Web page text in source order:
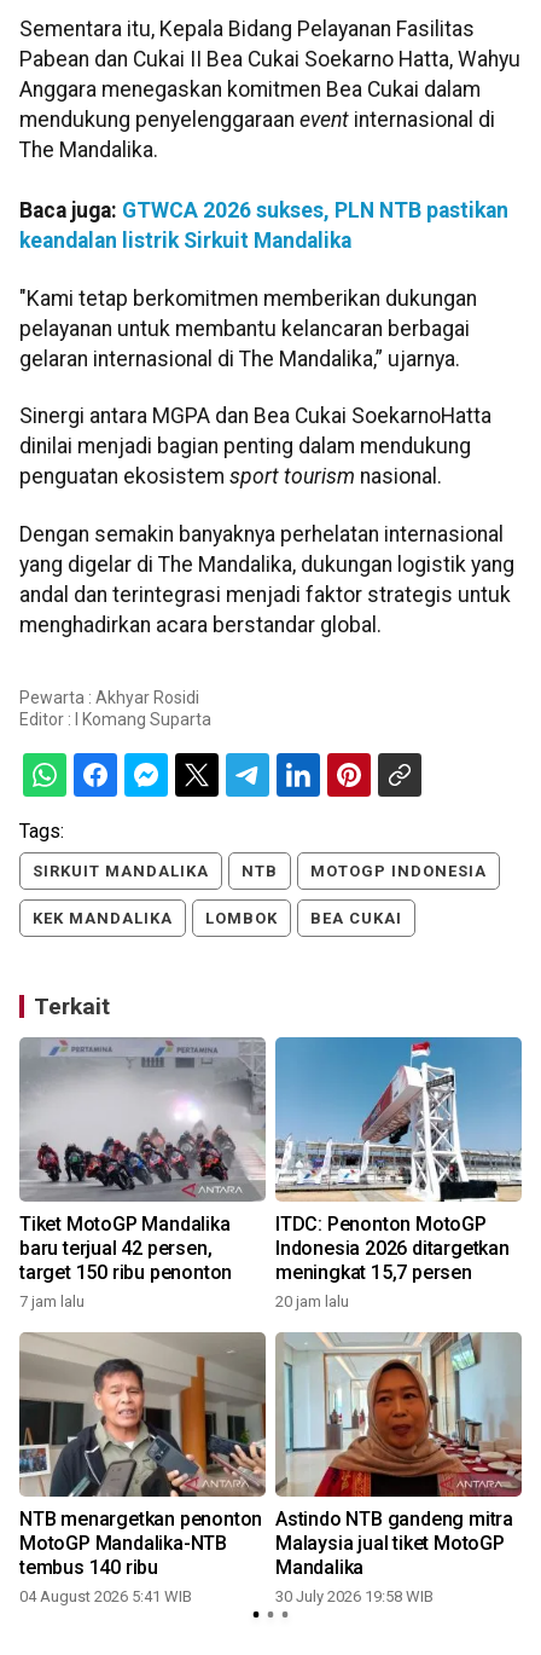
Sementara itu, Kepala Bidang Pelayanan Fasilitas
Pabean dan Cukai II Bea Cukai Soekarno Hatta, Wahyu
Anggara menegaskan komitmen Bea Cukai dalam
mendukung penyelenggaraan event internasional di
The Mandalika.
Baca juga: GTWCA 2026 sukses, PLN NTB pastikan
keandalan listrik Sirkuit Mandalika
"Kami tetap berkomitmen memberikan dukungan
pelayanan untuk membantu kelancaran berbagai
gelaran internasional di The Mandalika,” ujarnya.
Sinergi antara MGPA dan Bea Cukai SoekarnoHatta
dinilai menjadi bagian penting dalam mendukung
penguatan ekosistem sport tourism nasional.
Dengan semakin banyaknya perhelatan internasional
yang digelar di The Mandalika, dukungan logistik yang
andal dan terintegrasi menjadi faktor strategis untuk
menghadirkan acara berstandar global.
Pewarta : Akhyar Rosidi
Editor :
I Komang Suparta
Tags:
SIRKUIT MANDALIKA NTB MOTOGP INDONESIA
KEK MANDALIKA LOMBOK BEA CUKAI
Terkait
Tiket MotoGP Mandalika
baru terjual 42 persen,
target 150 ribu penonton
7 jam lalu
ITDC: Penonton MotoGP
Indonesia 2026 ditargetkan
meningkat 15,7 persen
20 jam lalu
NTB menargetkan penonton
MotoGP Mandalika-NTB
tembus 140 ribu
04 August 2026 5:41 WIB
Astindo NTB gandeng mitra
Malaysia jual tiket MotoGP
Mandalika
30 July 2026 19:58 WIB